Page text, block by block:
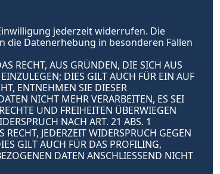
jederzeit widerrufen. Die
Datenerhebung in besonderen Fällen
RECHT, AUS GRÜNDEN, DIE SICH AUS
DIES GILT AUCH FÜR EIN AUF
ENTNEHMEN SIE DIESER
NICHT MEHR VERARBEITEN, ES SEI
UND FREIHEITEN ÜBERWIEGEN
NACH ART. 21 ABS. 1
JEDERZEIT WIDERSPRUCH GEGEN
GILT AUCH FÜR DAS PROFILING,
DATEN ANSCHLIESSEND NICHT